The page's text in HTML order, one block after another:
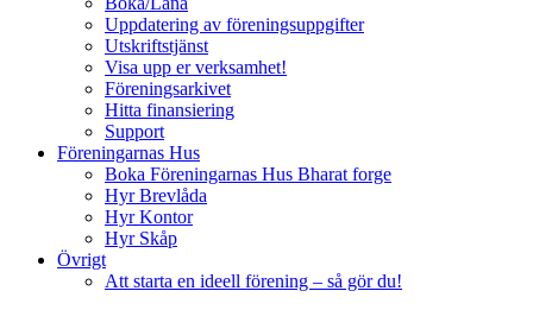
Uppdatering av föreningsuppgifter
Utskriftstjänst
Visa upp er verksamhet!
Föreningsarkivet
Hitta finansiering
Support
Föreningarnas Hus
Boka Föreningarnas Hus Bharat forge
Hyr Brevlåda
Hyr Kontor
Hyr Skåp
Övrigt
Att starta en ideell förening – så gör du!